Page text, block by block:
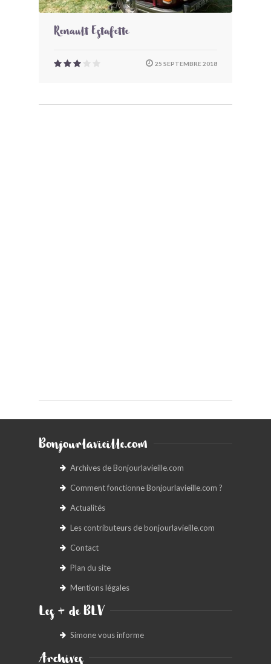
Renault Estafette
25 SEPTEMBRE 2018
Bonjourlavieille.com
Archives de Bonjourlavieille.com
Comment fonctionne Bonjourlavieille.com ?
Actualités
Les contributeurs de bonjourlavieille.com
Contact
Plan du site
Mentions légales
Les + de BLV
Simone vous informe
Archives